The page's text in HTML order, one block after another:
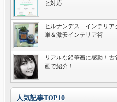
と対応
ヒルナンデス インテリア
単＆激安インテリア術
リアルな鉛筆画に感動！
画で紹介！
人気記事TOP10